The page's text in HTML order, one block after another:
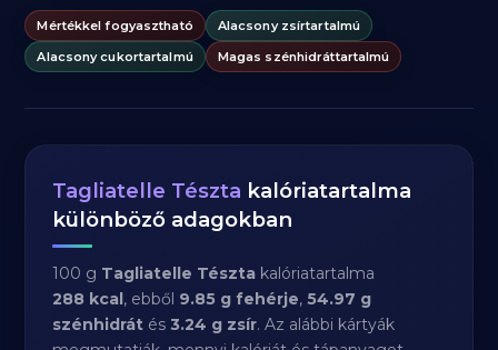
Mértékkel fogyasztható
Alacsony zsírtartalmú
Alacsony cukortartalmú
Magas szénhidráttartalmú
Tagliatelle Tészta kalóriatartalma
különböző adagokban
100 g Tagliatelle Tészta kalóriatartalma
288 kcal, ebből 9.85 g fehérje,54.97 g
szénhidrát és3.24 g zsír. Az alábbi kártyák